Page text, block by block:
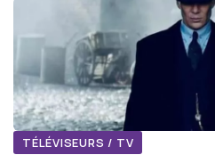
TÉLÉVISEURS / TV